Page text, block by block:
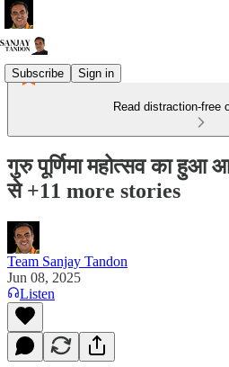
Subscribe Sign in
Read distraction-free
गुरु पूर्णिमा महोत्सव का
से +11 more stories
Team Sanjay Tandon
Jun 08, 2025
Listen